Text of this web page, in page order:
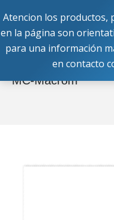
MC-Macrom
Atencion los productos,
en la página son
para una información
en contacto